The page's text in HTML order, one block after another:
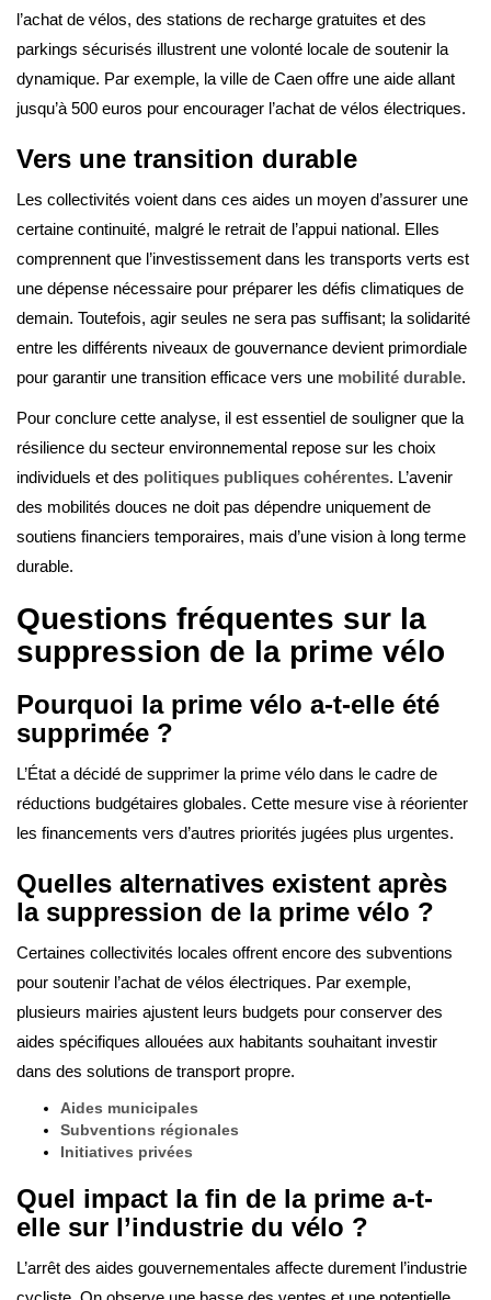
l’achat de vélos, des stations de recharge gratuites et des
parkings sécurisés illustrent une volonté locale de soutenir la
dynamique. Par exemple, la ville de Caen offre une aide allant
jusqu’à 500 euros pour encourager l’achat de vélos électriques.
Vers une transition durable
Les collectivités voient dans ces aides un moyen d’assurer une
certaine continuité, malgré le retrait de l’appui national. Elles
comprennent que l’investissement dans les transports verts est
une dépense nécessaire pour préparer les défis climatiques de
demain. Toutefois, agir seules ne sera pas suffisant; la solidarité
entre les différents niveaux de gouvernance devient primordiale
pour garantir une transition efficace vers une mobilité durable.
Pour conclure cette analyse, il est essentiel de souligner que la
résilience du secteur environnemental repose sur les choix
individuels et des politiques publiques cohérentes. L’avenir
des mobilités douces ne doit pas dépendre uniquement de
soutiens financiers temporaires, mais d’une vision à long terme
durable.
Questions fréquentes sur la
suppression de la prime vélo
Pourquoi la prime vélo a-t-elle été
supprimée ?
L’État a décidé de supprimer la prime vélo dans le cadre de
réductions budgétaires globales. Cette mesure vise à réorienter
les financements vers d’autres priorités jugées plus urgentes.
Quelles alternatives existent après
la suppression de la prime vélo ?
Certaines collectivités locales offrent encore des subventions
pour soutenir l’achat de vélos électriques. Par exemple,
plusieurs mairies ajustent leurs budgets pour conserver des
aides spécifiques allouées aux habitants souhaitant investir
dans des solutions de transport propre.
Aides municipales
Subventions régionales
Initiatives privées
Quel impact la fin de la prime a-t-
elle sur l’industrie du vélo ?
L’arrêt des aides gouvernementales affecte durement l’industrie